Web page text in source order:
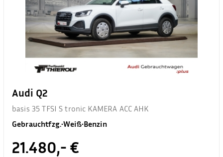
Audi Q2
basis 35 TFSI S tronic KAMERA ACC AHK
Gebrauchtfzg.•Weiß•Benzin
21.480,- €